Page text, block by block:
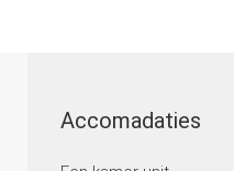
Accomadaties